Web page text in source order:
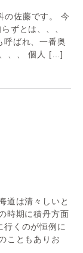
の佐藤です。 今
ずとは、、、
呼ばれ、一番奥
、、 個人 […]
道は清々しいと
時期に積丹方面
行くのが恒例に
こともありお